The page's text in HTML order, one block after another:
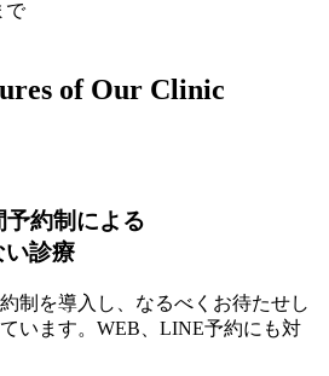
で
of Our Clinic
予約制による
い診療
制を導入し、なるべくお待たせし
います。WEB、LINE予約にも対